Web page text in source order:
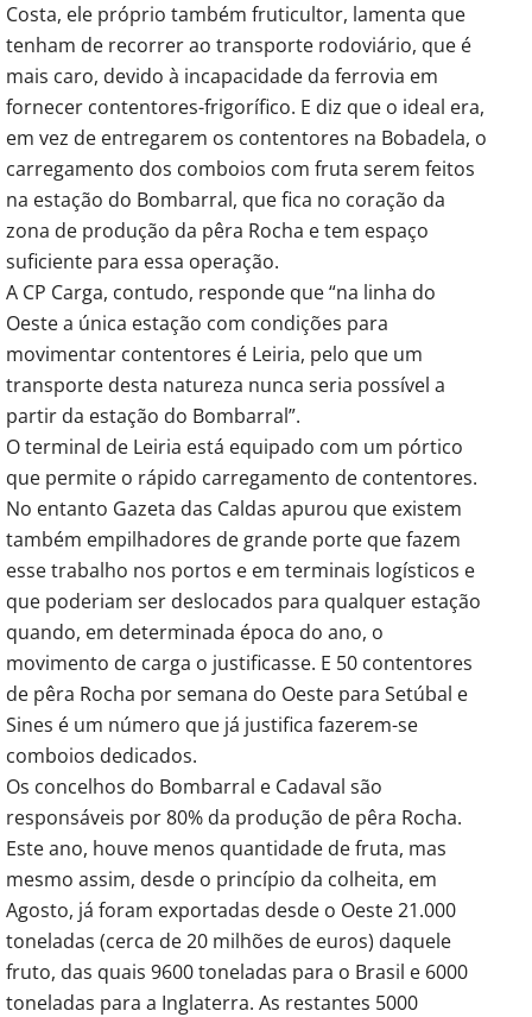
Costa, ele próprio também fruticultor, lamenta que
tenham de recorrer ao transporte rodoviário, que é
mais caro, devido à incapacidade da ferrovia em
fornecer contentores-frigorífico. E diz que o ideal era,
em vez de entregarem os contentores na Bobadela, o
carregamento dos comboios com fruta serem feitos
na estação do Bombarral, que fica no coração da
zona de produção da pêra Rocha e tem espaço
suficiente para essa operação.
A CP Carga, contudo, responde que “na linha do
Oeste a única estação com condições para
movimentar contentores é Leiria, pelo que um
transporte desta natureza nunca seria possível a
partir da estação do Bombarral”.
O terminal de Leiria está equipado com um pórtico
que permite o rápido carregamento de contentores.
No entanto Gazeta das Caldas apurou que existem
também empilhadores de grande porte que fazem
esse trabalho nos portos e em terminais logísticos e
que poderiam ser deslocados para qualquer estação
quando, em determinada época do ano, o
movimento de carga o justificasse. E 50 contentores
de pêra Rocha por semana do Oeste para Setúbal e
Sines é um número que já justifica fazerem-se
comboios dedicados.
Os concelhos do Bombarral e Cadaval são
responsáveis por 80% da produção de pêra Rocha.
Este ano, houve menos quantidade de fruta, mas
mesmo assim, desde o princípio da colheita, em
Agosto, já foram exportadas desde o Oeste 21.000
toneladas (cerca de 20 milhões de euros) daquele
fruto, das quais 9600 toneladas para o Brasil e 6000
toneladas para a Inglaterra. As restantes 5000